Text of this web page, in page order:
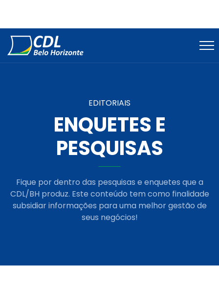
EDITORIAIS
ENQUETES E
PESQUISAS
Fique por dentro das pesquisas e enquetes que a
CDL/BH produz. Este conteúdo tem como finalidade
subsidiar informações para uma melhor gestão de
seus negócios!